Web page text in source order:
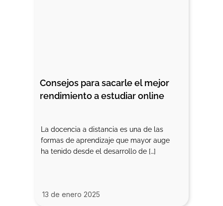
Consejos para sacarle el mejor
rendimiento a estudiar online
La docencia a distancia es una de las
formas de aprendizaje que mayor auge
ha tenido desde el desarrollo de […]
13 de enero 2025